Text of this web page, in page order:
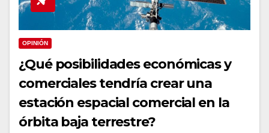
OPINIÓN
¿Qué posibilidades económicas y
comerciales tendría crear una
estación espacial comercial en la
órbita baja terrestre?